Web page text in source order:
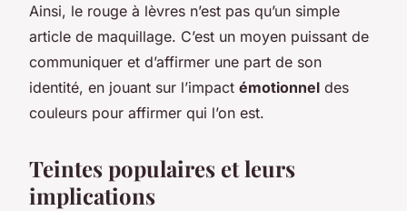
Ainsi, le rouge à lèvres n’est pas qu’un simple
article de maquillage. C’est un moyen puissant de
communiquer et d’affirmer une part de son
identité, en jouant sur l’impact émotionnel des
couleurs pour affirmer qui l’on est.
Teintes populaires et leurs
implications